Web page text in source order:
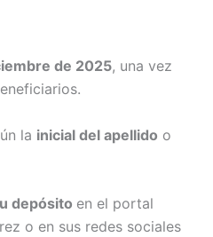
de 2025, una vez
la inicial del apellido o
depósito en el portal
o en sus redes sociales